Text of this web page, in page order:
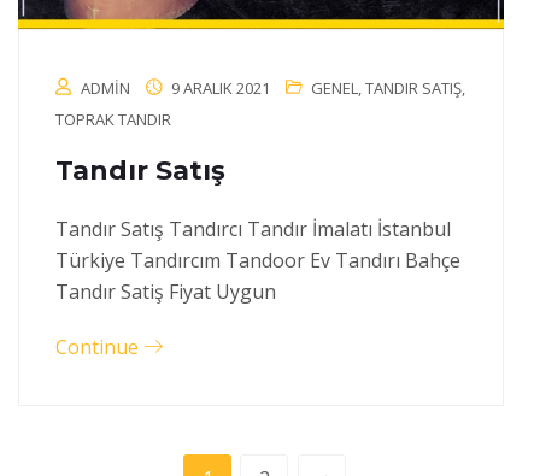
ADMIN 9 ARALIK 2021 GENEL,TANDIR SATIŞ,
TOPRAK TANDIR
Tandır Satış
Tandır Satış Tandırcı Tandır İmalatı İstanbul
Türkiye Tandırcım Tandoor Ev Tandırı Bahçe
Tandır Satiş Fiyat Uygun
Continue